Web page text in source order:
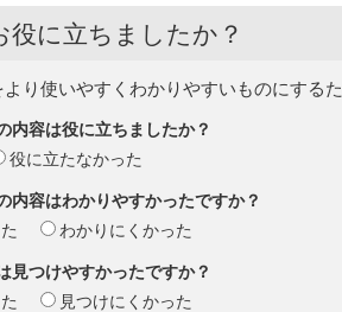
役に立ちましたか？
り使いやすくわかりやすいものにする
内容は役に立ちましたか？
役に立たなかった
内容はわかりやすかったですか？
わかりにくかった
見つけやすかったですか？
見つけにくかった